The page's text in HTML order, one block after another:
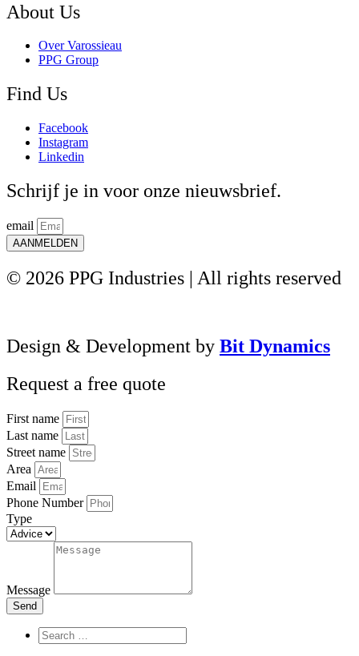
About Us
Over Varossieau
PPG Group
Find Us
Facebook
Instagram
Linkedin
Schrijf je in voor onze nieuwsbrief.
email
AANMELDEN
© 2026 PPG Industries | All rights reserved
Design & Development by Bit Dynamics
Request a free quote
First name
Last name
Street name
Area
Email
Phone Number
Type
Message
Send